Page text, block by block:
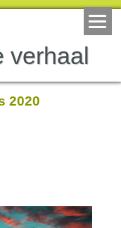
verhaal
2020